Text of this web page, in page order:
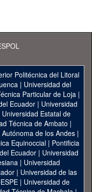
Politécnica del Litoral
| Universidad del
Particular de Loja|
Ecuador| Universidad
Universidad Estatal de
Técnica de Ambato |
de los Andes|
Equinoccial| Pontificia
Ecuador | Universidad
| Universidad
| Universidad de las
| Universidad de